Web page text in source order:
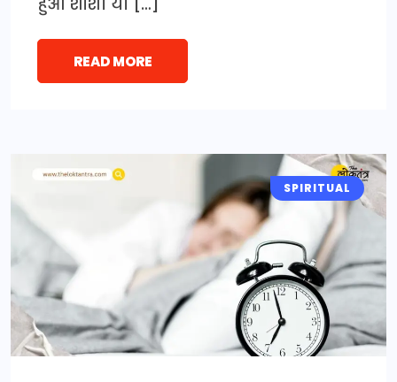
READ MORE
SPIRITUAL